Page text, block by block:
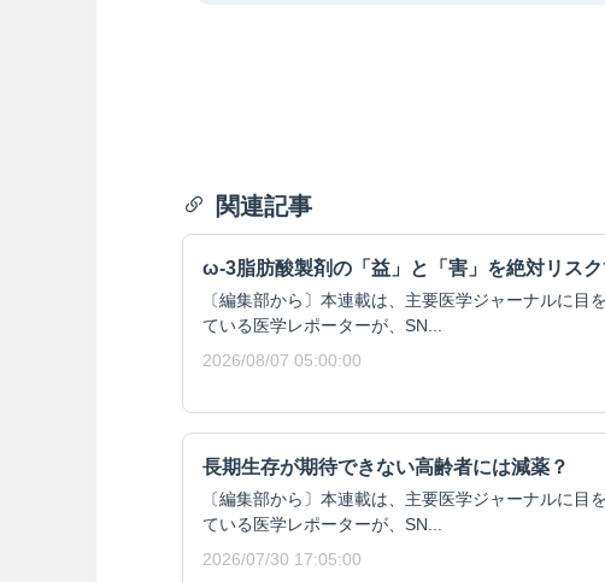
関連記事
ω-3脂肪酸製剤の「益」と「害」を絶対リス
〔編集部から〕本連載は、主要医学ジャーナルに目
ている医学レポーターが、SN...
2026/08/07 05:00:00
長期生存が期待できない高齢者には減薬？
〔編集部から〕本連載は、主要医学ジャーナルに目
ている医学レポーターが、SN...
2026/07/30 17:05:00